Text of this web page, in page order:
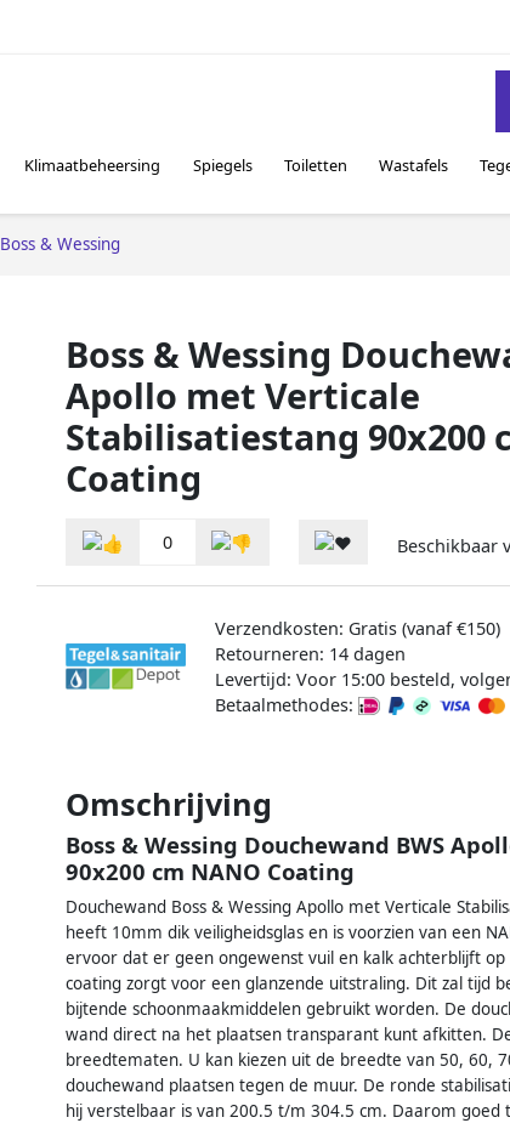
Klimaatbeheersing Spiegels Toiletten Wastafels
Boss & Wessing
Boss & Wessing
Apollo met Verticale
Stabilisatiestang 90x200
Coating
0 Beschikbaar
Verzendkosten: Gratis (vanaf €150)
Retourneren: 14 dagen
Levertijd: Voor 15:00 besteld,
Betaalmethodes:
Omschrijving
Boss & Wessing Douchewand BWS
90x200 cm NANO Coating
Douchewand Boss & Wessing Apollo met Verticale
heeft 10mm dik veiligheidsglas en is voorzien van een
ervoor dat er geen ongewenst vuil en kalk achterblijft
coating zorgt voor een glanzende uitstraling. Dit zal tijd
bijtende schoonmaakmiddelen gebruikt worden. De
wand direct na het plaatsen transparant kunt afkitten.
breedtematen. U kan kiezen uit de breedte van 50, 60,
douchewand plaatsen tegen de muur. De ronde
hij verstelbaar is van 200.5 t/m 304.5 cm. Daarom